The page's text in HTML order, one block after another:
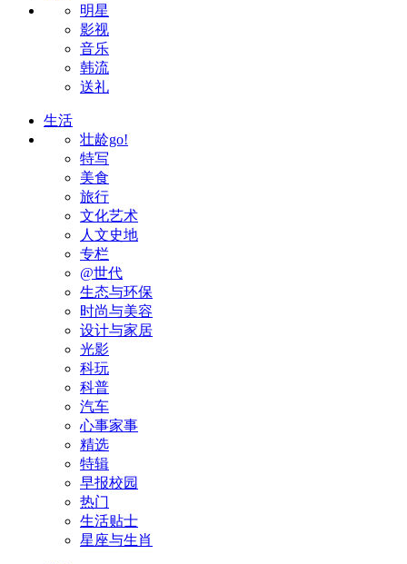
明星
影视
音乐
韩流
送礼
生活
壮龄go!
特写
美食
旅行
文化艺术
人文史地
专栏
@世代
生态与环保
时尚与美容
设计与家居
光影
科玩
科普
汽车
心事家事
精选
特辑
早报校园
热门
生活贴士
星座与生肖